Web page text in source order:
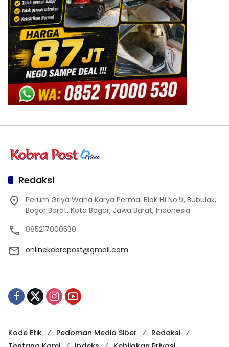
Redaksi
Perum Griya Wana Karya Permai Blok H1 No.9, Bubulak,
Bogor Barat, Kota Bogor, Jawa Barat, Indonesia
085217000530
onlinekobrapost@gmail.com
Kode Etik Pedoman Media Siber
Redaksi